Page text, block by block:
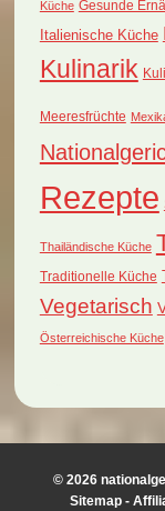
Küche Gesunde
Italienische Küche
Kulinarik
Meeresfrüchte
Rezepte
Thailändische Küche
Traditionelle Küche
Vegetarisch
Österreichische Küche
© 2026
Sitemap-